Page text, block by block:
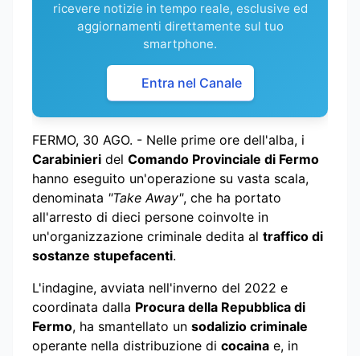
ricevere notizie in tempo reale, esclusive ed
aggiornamenti direttamente sul tuo
smartphone.
Entra nel Canale
FERMO, 30 AGO. - Nelle prime ore dell'alba, i
Carabinieri del Comando Provinciale di Fermo
hanno eseguito un'operazione su vasta scala,
denominata "Take Away", che ha portato
all'arresto di dieci persone coinvolte in
un'organizzazione criminale dedita al traffico di
sostanze stupefacenti.
L'indagine, avviata nell'inverno del 2022 e
coordinata dalla Procura della Repubblica di
Fermo, ha smantellato un sodalizio criminale
operante nella distribuzione di cocaina e, in